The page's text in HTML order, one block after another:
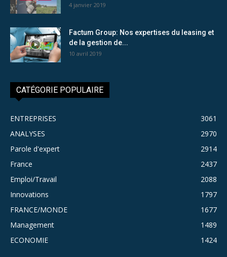
4 janvier 2019
Factum Group: Nos expertises du leasing et
de la gestion de...
10 avril 2019
CATÉGORIE POPULAIRE
ENTREPRISES
3061
ANALYSES
2970
Parole d'expert
2914
France
2437
Emploi/Travail
2088
Innovations
1797
FRANCE/MONDE
1677
Management
1489
ECONOMIE
1424